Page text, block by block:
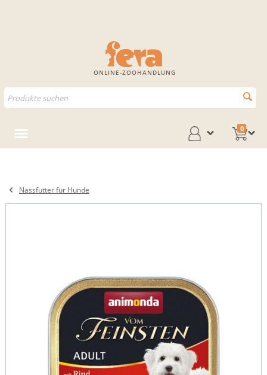
ONLINE-ZOOHANDLUNG
0
Nassfutter für Hunde